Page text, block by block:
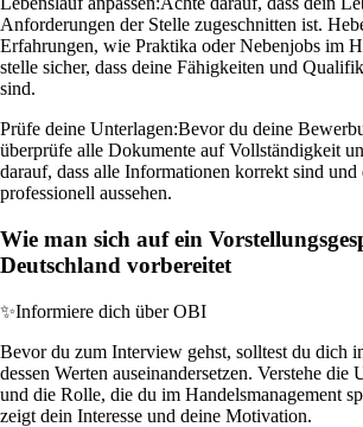
Anforderungen der Stelle zugeschnitten ist.
Erfahrungen, wie Praktika oder Nebenjobs im
stelle sicher, dass deine Fähigkeiten und
sind.
Prüfe deine Unterlagen:Bevor du deine
überprüfe alle Dokumente auf Vollständigkeit
darauf, dass alle Informationen korrekt sind und
professionell aussehen.
Wie man sich auf ein
Deutschland vorbereitet
✨Informiere dich über OBI
Bevor du zum Interview gehst, solltest du dich
dessen Werten auseinandersetzen. Verstehe die
und die Rolle, die du im Handelsmanagement
zeigt dein Interesse und deine Motivation.